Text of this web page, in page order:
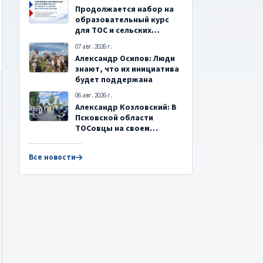
Продолжается набор на
образовательный курс
для ТОС и сельских
старост
07 авг. 2026 г.
Александр Осипов: Люди
знают, что их инициатива
будет поддержана
06 авг. 2026 г.
Александр Козловский: В
Псковской области
ТОСовцы на своем
Все новости